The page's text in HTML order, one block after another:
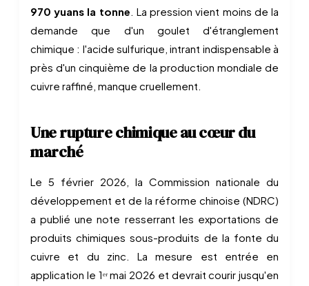
970 yuans la tonne. La pression vient moins de la
demande que d'un goulet d'étranglement
chimique : l'acide sulfurique, intrant indispensable à
près d'un cinquième de la production mondiale de
cuivre raffiné, manque cruellement.
Une rupture chimique au cœur du
marché
Le 5 février 2026, la Commission nationale du
développement et de la réforme chinoise (NDRC)
a publié une note resserrant les exportations de
produits chimiques sous-produits de la fonte du
cuivre et du zinc. La mesure est entrée en
application le 1ᵉʳ mai 2026 et devrait courir jusqu'en